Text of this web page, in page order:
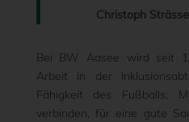
Christoph
Bei BW Aasee wird seit
Arbeit in der
Fähigkeit des Fußballs,
verbinden, für eine gute